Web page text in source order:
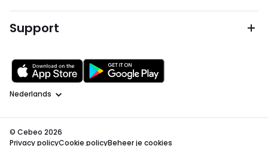
Support
Taal
© Cebeo 2026
Privacy policyCookie policyBeheer je cookies